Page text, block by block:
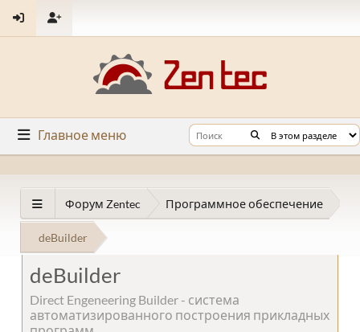
Главное меню
Форум Zentec Программное обеспечение
deBuilder
deBuilder
Direct Engeneering Builder - система
автоматизированного построения прикладных